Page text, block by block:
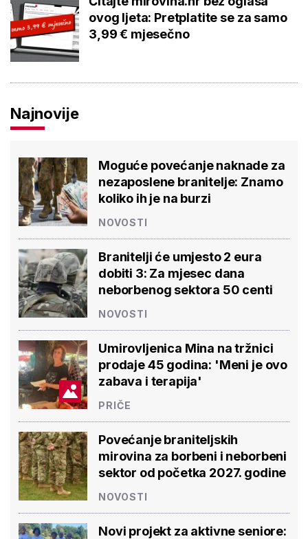
ovog ljeta: Pretplatite se za samo
3,99 € mjesečno
Najnovije
Moguće povećanje naknade za
nezaposlene branitelje: Znamo
koliko ih je na burzi
NOVOSTI
Branitelji će umjesto 2 eura
dobiti 3: Za mjesec dana
neborbenog sektora 50 centi
NOVOSTI
Umirovljenica Mina na tržnici
prodaje 45 godina: 'Meni je ovo
zabava i terapija'
PRIČE
Povećanje braniteljskih
mirovina za borbeni i neborbeni
sektor od početka 2027. godine
NOVOSTI
Novi projekt za aktivne seniore: